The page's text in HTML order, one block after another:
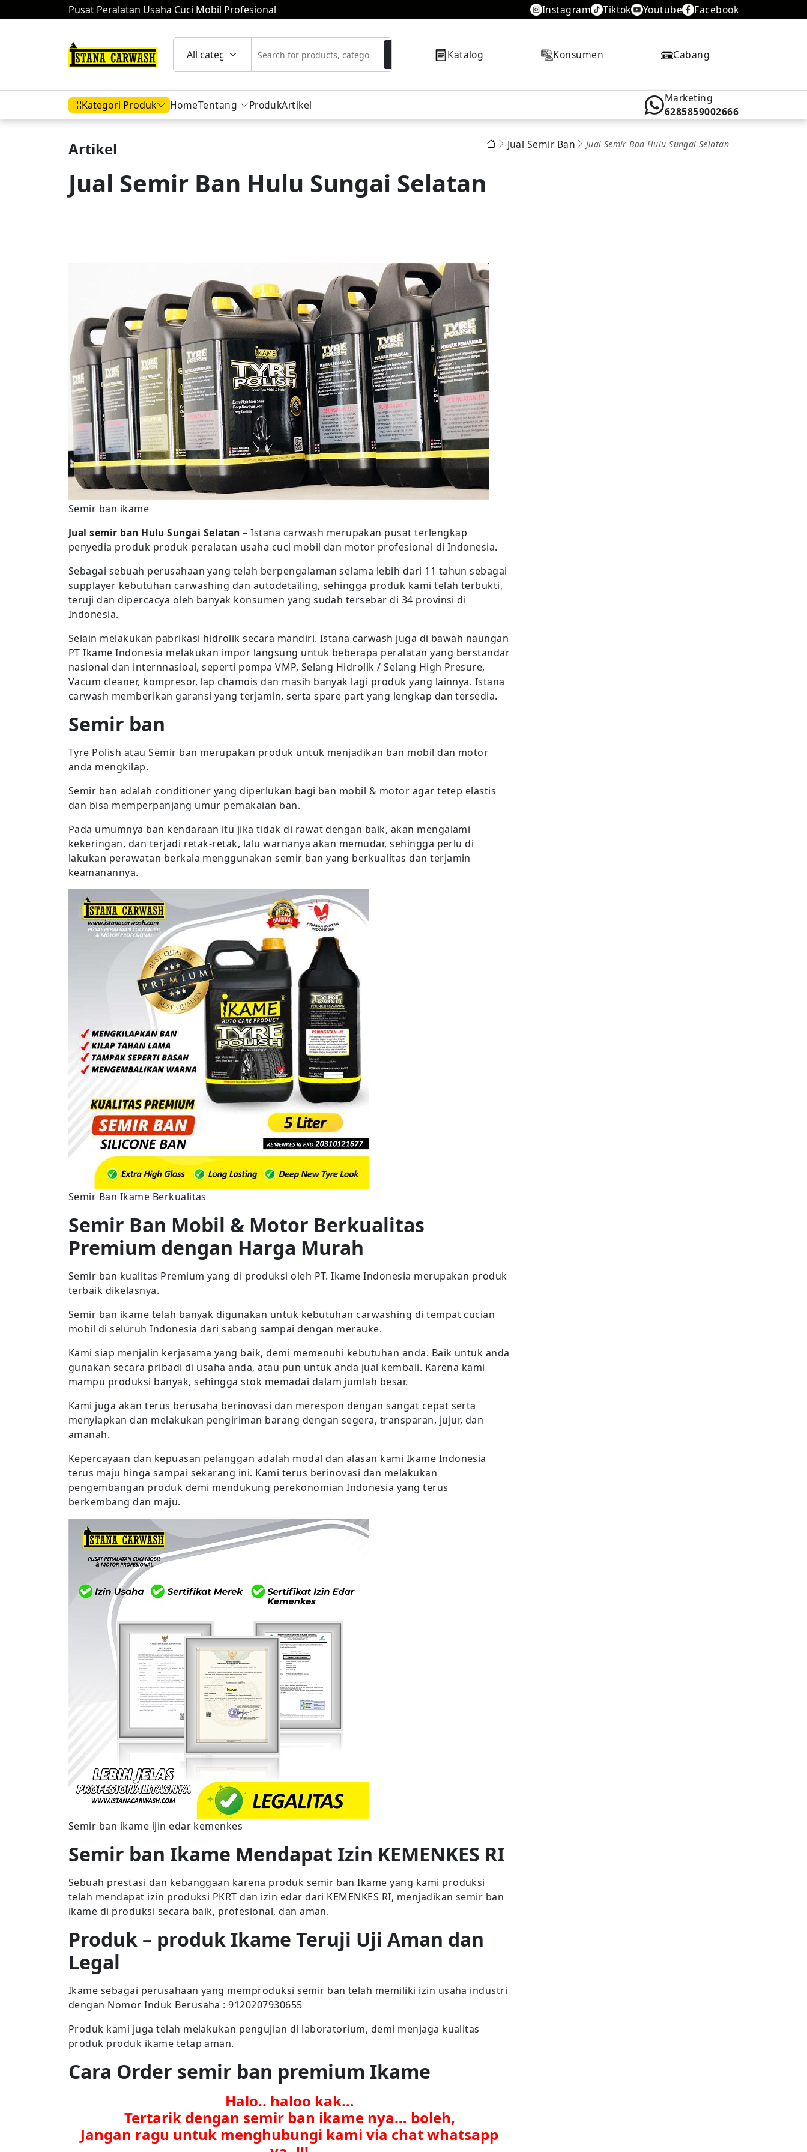
Pusat Peralatan Usaha Cuci Mobil Profesional Instagram Tiktok Youtube Facebook
Katalog Konsumen Cabang
Kategori Produk
Hidrolik Mobil Hidrolik Motor Kompresor
HomeTentang ProdukArtikel
Marketing
6285859002666
Artikel Jual Semir Ban Jual Semir Ban Hulu Sungai Selatan
Jual Semir Ban Hulu Sungai Selatan
Semir ban ikame
Jual semir ban Hulu Sungai Selatan – Istana carwash merupakan pusat terlengkap
penyedia produk produk peralatan usaha cuci mobil dan motor profesional di Indonesia.
Sebagai sebuah perusahaan yang telah berpengalaman selama lebih dari 11 tahun sebagai
supplayer kebutuhan carwashing dan autodetailing, sehingga produk kami telah terbukti,
teruji dan dipercacya oleh banyak konsumen yang sudah tersebar di 34 provinsi di
Indonesia.
Selain melakukan pabrikasi hidrolik secara mandiri. Istana carwash juga di bawah naungan
PT Ikame Indonesia melakukan impor langsung untuk beberapa peralatan yang berstandar
nasional dan internnasioal, seperti pompa VMP, Selang Hidrolik / Selang High Presure,
Vacum cleaner, kompresor, lap chamois dan masih banyak lagi produk yang lainnya. Istana
carwash memberikan garansi yang terjamin, serta spare part yang lengkap dan tersedia.
Semir ban
Tyre Polish atau Semir ban merupakan produk untuk menjadikan ban mobil dan motor
anda mengkilap.
Semir ban adalah conditioner yang diperlukan bagi ban mobil & motor agar tetep elastis
dan bisa memperpanjang umur pemakaian ban.
Pada umumnya ban kendaraan itu jika tidak di rawat dengan baik, akan mengalami
kekeringan, dan terjadi retak-retak, lalu warnanya akan memudar, sehingga perlu di
lakukan perawatan berkala menggunakan semir ban yang berkualitas dan terjamin
keamanannya.
Semir Ban Ikame Berkualitas
Semir Ban Mobil & Motor Berkualitas
Premium dengan Harga Murah
Semir ban kualitas Premium yang di produksi oleh PT. Ikame Indonesia merupakan produk
terbaik dikelasnya.
Semir ban ikame telah banyak digunakan untuk kebutuhan carwashing di tempat cucian
mobil di seluruh Indonesia dari sabang sampai dengan merauke.
Kami siap menjalin kerjasama yang baik, demi memenuhi kebutuhan anda. Baik untuk anda
gunakan secara pribadi di usaha anda, atau pun untuk anda jual kembali. Karena kami
mampu produksi banyak, sehingga stok memadai dalam jumlah besar.
Kami juga akan terus berusaha berinovasi dan merespon dengan sangat cepat serta
menyiapkan dan melakukan pengiriman barang dengan segera, transparan, jujur, dan
amanah.
Kepercayaan dan kepuasan pelanggan adalah modal dan alasan kami Ikame Indonesia
terus maju hinga sampai sekarang ini. Kami terus berinovasi dan melakukan
pengembangan produk demi mendukung perekonomian Indonesia yang terus
berkembang dan maju.
Semir ban ikame ijin edar kemenkes
Semir ban Ikame Mendapat Izin KEMENKES RI
Sebuah prestasi dan kebanggaan karena produk semir ban Ikame yang kami produksi
telah mendapat izin produksi PKRT dan izin edar dari KEMENKES RI, menjadikan semir ban
ikame di produksi secara baik, profesional, dan aman.
Produk – produk Ikame Teruji Uji Aman dan
Legal
Ikame sebagai perusahaan yang memproduksi semir ban telah memiliki izin usaha industri
dengan Nomor Induk Berusaha : 9120207930655
Produk kami juga telah melakukan pengujian di laboratorium, demi menjaga kualitas
produk produk ikame tetap aman.
Cara Order semir ban premium Ikame
Halo.. haloo kak…
Tertarik dengan semir ban ikame nya… boleh,
Jangan ragu untuk menghubungi kami via chat whatsapp